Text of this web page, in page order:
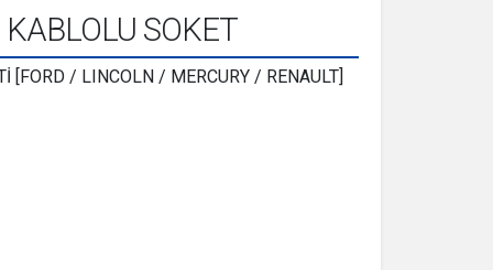
KABLOLU SOKET
[FORD / LINCOLN / MERCURY / RENAULT]